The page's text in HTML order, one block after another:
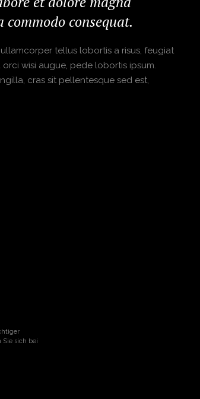
consequat.
tellus lobortis a risus, feugiat
wisi augue, pede lobortis ipsum.
cras sit pellentesque sed est,
Sie sich bei